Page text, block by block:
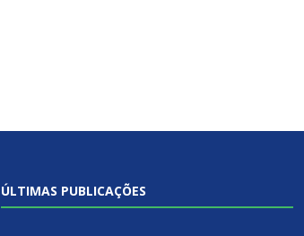
ÚLTIMAS PUBLICAÇÕES